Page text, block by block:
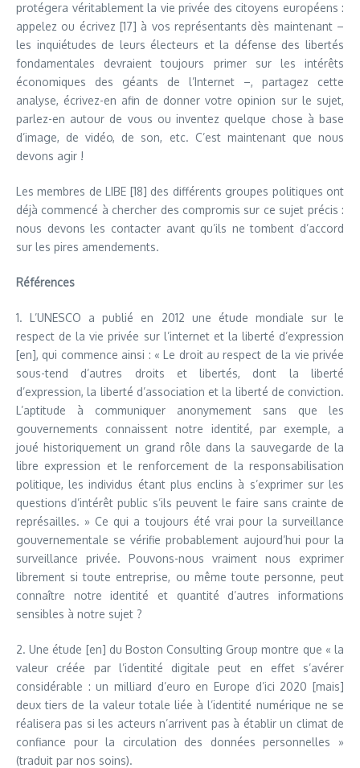
protégera véritablement la vie privée des citoyens européens :
appelez ou écrivez [17] à vos représentants dès maintenant –
les inquiétudes de leurs électeurs et la défense des libertés
fondamentales devraient toujours primer sur les intérêts
économiques des géants de l’Internet –, partagez cette
analyse, écrivez-en afin de donner votre opinion sur le sujet,
parlez-en autour de vous ou inventez quelque chose à base
d’image, de vidéo, de son, etc. C’est maintenant que nous
devons agir !
Les membres de LIBE [18] des différents groupes politiques ont
déjà commencé à chercher des compromis sur ce sujet précis :
nous devons les contacter avant qu’ils ne tombent d’accord
sur les pires amendements.
Références
1. L’UNESCO a publié en 2012 une étude mondiale sur le
respect de la vie privée sur l’internet et la liberté d’expression
[en], qui commence ainsi : « Le droit au respect de la vie privée
sous-tend d’autres droits et libertés, dont la liberté
d’expression, la liberté d’association et la liberté de conviction.
L’aptitude à communiquer anonymement sans que les
gouvernements connaissent notre identité, par exemple, a
joué historiquement un grand rôle dans la sauvegarde de la
libre expression et le renforcement de la responsabilisation
politique, les individus étant plus enclins à s’exprimer sur les
questions d’intérêt public s’ils peuvent le faire sans crainte de
représailles. » Ce qui a toujours été vrai pour la surveillance
gouvernementale se vérifie probablement aujourd’hui pour la
surveillance privée. Pouvons-nous vraiment nous exprimer
librement si toute entreprise, ou même toute personne, peut
connaître notre identité et quantité d’autres informations
sensibles à notre sujet ?
2. Une étude [en] du Boston Consulting Group montre que « la
valeur créée par l’identité digitale peut en effet s’avérer
considérable : un milliard d’euro en Europe d’ici 2020 [mais]
deux tiers de la valeur totale liée à l’identité numérique ne se
réalisera pas si les acteurs n’arrivent pas à établir un climat de
confiance pour la circulation des données personnelles »
(traduit par nos soins).